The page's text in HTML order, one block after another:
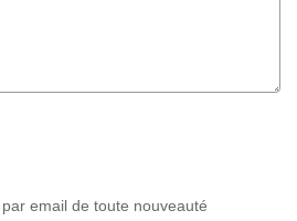
email de toute nouveauté